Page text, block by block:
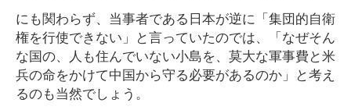
にも関わらず、当事者である日本が逆に「集団的自衛
権を行使できない」と言っていたのでは、「なぜそん
な国の、人も住んでいない小島を、莫大な軍事費と米
兵の命をかけて中国から守る必要があるのか」と考え
るのも当然でしょう。